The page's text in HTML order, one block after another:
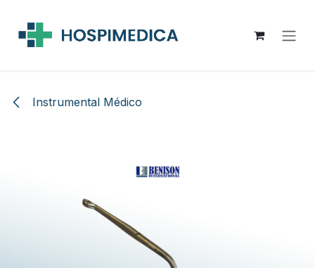
Instrumental Médico